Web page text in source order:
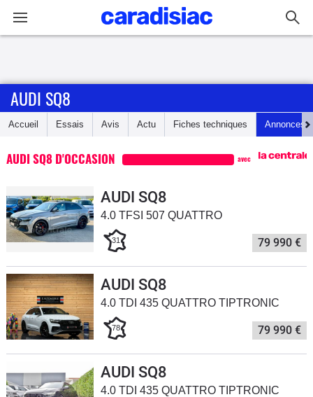
Accueil
Guide
d'achat
Utilitaires
Flottes
Services
AUDI SQ8
Accueil Essais Avis Actu Fiches techniques Annonces
AUDI SQ8 D'OCCASION avec
AUDI SQ8
4.0 TFSI 507 QUATTRO
31 79 990 €
AUDI SQ8
4.0 TDI 435 QUATTRO TIPTRONIC
78 79 990 €
AUDI SQ8
4.0 TDI 435 QUATTRO TIPTRONIC